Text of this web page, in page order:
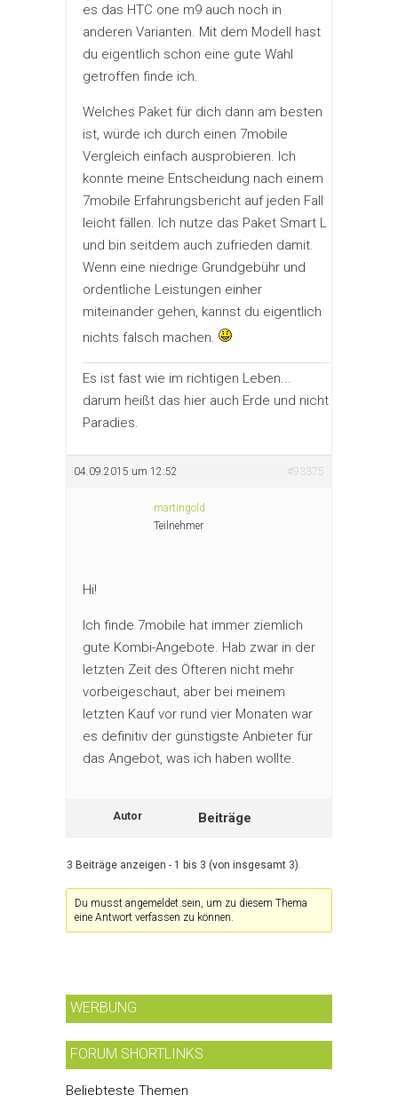
es das HTC one m9 auch noch in
anderen Varianten. Mit dem Modell hast
du eigentlich schon eine gute Wahl
getroffen finde ich.
Welches Paket für dich dann am besten
ist, würde ich durch einen 7mobile
Vergleich einfach ausprobieren. Ich
konnte meine Entscheidung nach einem
7mobile Erfahrungsbericht auf jeden Fall
leicht fällen. Ich nutze das Paket Smart L
und bin seitdem auch zufrieden damit.
Wenn eine niedrige Grundgebühr und
ordentliche Leistungen einher
miteinander gehen, kannst du eigentlich
nichts falsch machen.
Es ist fast wie im richtigen Leben...
darum heißt das hier auch Erde und nicht
Paradies.
04.09.2015 um 12:52 #93375
martingold
Teilnehmer
Hi!
Ich finde 7mobile hat immer ziemlich
gute Kombi-Angebote. Hab zwar in der
letzten Zeit des Öfteren nicht mehr
vorbeigeschaut, aber bei meinem
letzten Kauf vor rund vier Monaten war
es definitiv der günstigste Anbieter für
das Angebot, was ich haben wollte.
Autor Beiträge
3 Beiträge anzeigen - 1 bis 3 (von insgesamt 3)
Du musst angemeldet sein, um zu diesem Thema
eine Antwort verfassen zu können.
WERBUNG
FORUM SHORTLINKS
Beliebteste Themen